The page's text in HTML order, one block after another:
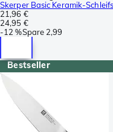
Skerper Basic Keramik-
21,96 €
24,95 €
-12 %Spare 2,99
Bestseller